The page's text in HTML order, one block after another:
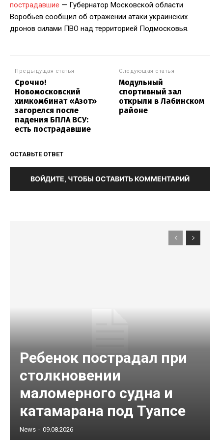
пострадавшие — Губернатор Московской области
Воробьев сообщил об отражении атаки украинских
дронов силами ПВО над территорией Подмосковья.
Предыдущая статья
Срочно!
Новомосковский
химкомбинат «Азот»
загорелся после
падения БПЛА ВСУ:
есть пострадавшие
Следующая статья
Модульный
спортивный зал
открыли в Лабинском
районе
ОСТАВЬТЕ ОТВЕТ
ВОЙДИТЕ, ЧТОБЫ ОСТАВИТЬ КОММЕНТАРИЙ
Ребенок пострадал при
столкновении
маломерного судна и
катамарана под Туапсе
News - 09.08.2026